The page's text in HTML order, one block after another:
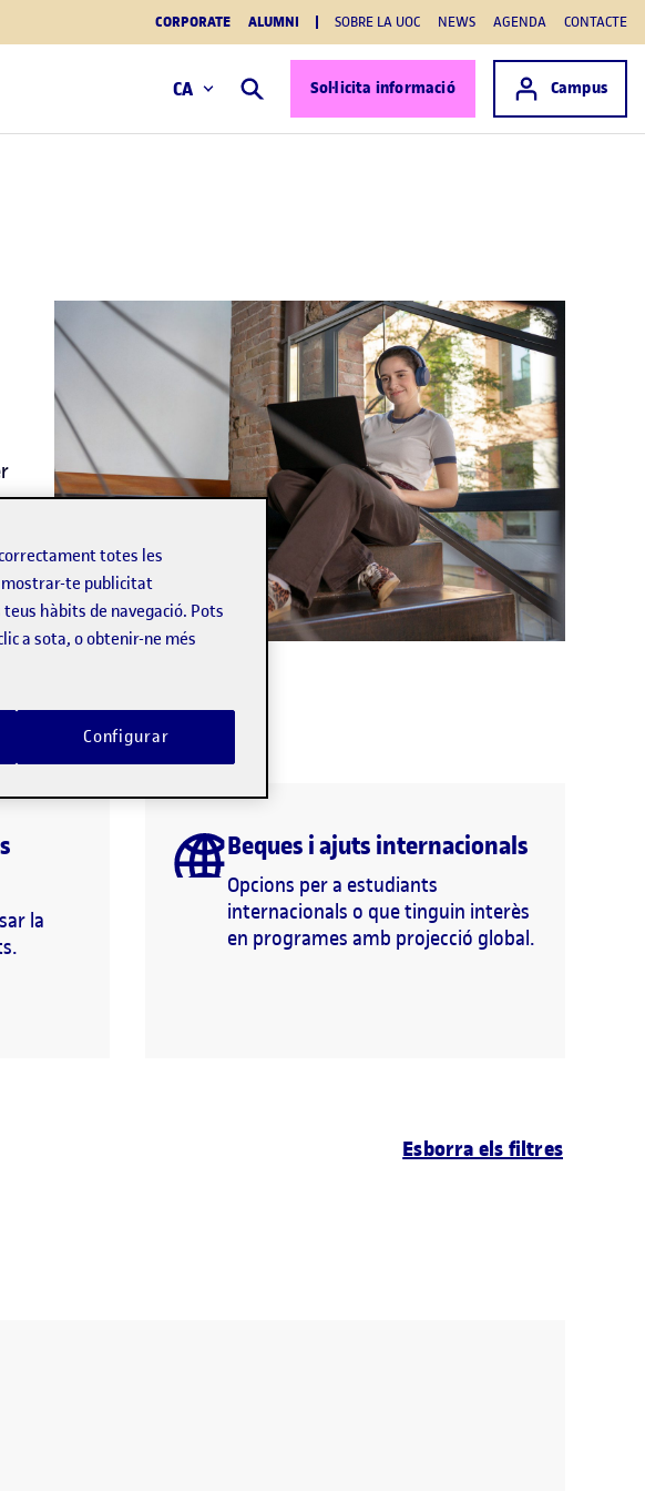
CORPORATE ALUMNI SOBRE LA UOC NEWS AGENDA CONTACTE
Cercar Sol·licita informació Accés a
Campus
CA
la
Beques i ajuts internacionals
Opcions per a estudiants
internacionals o que tinguin interès
en programes amb projecció global.
Esborra els filtres
totes les
te publicitat
hàbits de navegació. Pots
a sota, o obtenir-ne més
Configurar